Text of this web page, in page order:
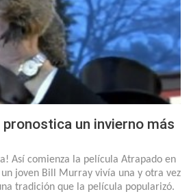
un invierno más
Así comienza la película Atrapado en
joven Bill Murray vivía una y otra vez
tradición que la película popularizó.